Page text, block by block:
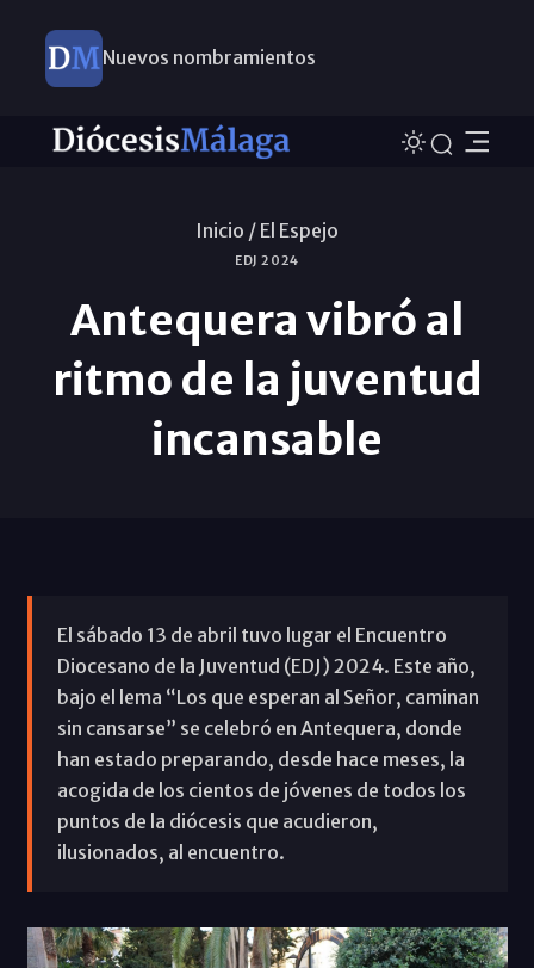
Nuevos nombramientos
Inicio / El Espejo
EDJ 2024
Antequera vibró al
ritmo de la juventud
incansable
El sábado 13 de abril tuvo lugar el Encuentro
Diocesano de la Juventud (EDJ) 2024. Este año,
bajo el lema “Los que esperan al Señor, caminan
sin cansarse” se celebró en Antequera, donde
han estado preparando, desde hace meses, la
acogida de los cientos de jóvenes de todos los
puntos de la diócesis que acudieron,
ilusionados, al encuentro.